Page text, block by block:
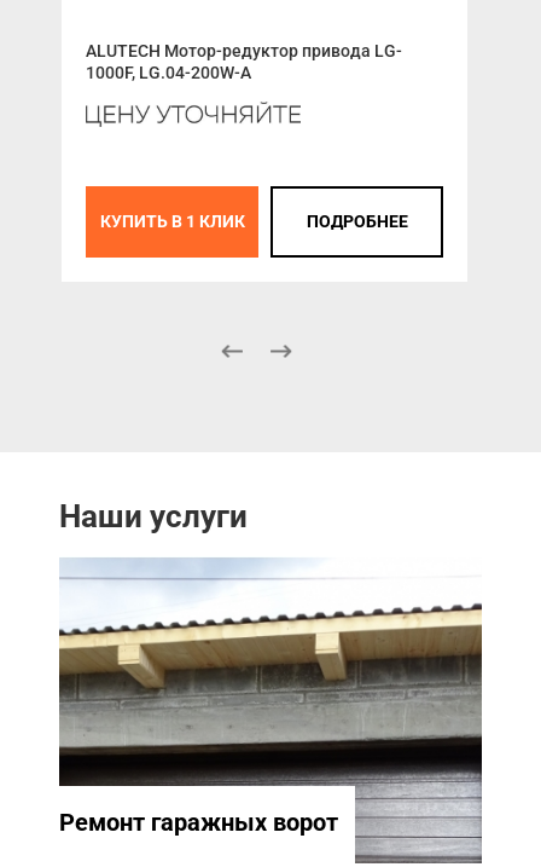
ALUTECH Мотор-редуктор привода LG-
1000F, LG.04-200W-A
КУПИТЬ В 1 КЛИК ПОДРОБНЕЕ
Наши услуги
Ремонт гаражных ворот